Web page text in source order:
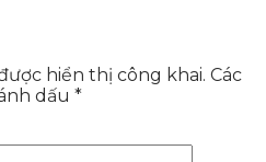
hiển thị công khai. Các
dấu *